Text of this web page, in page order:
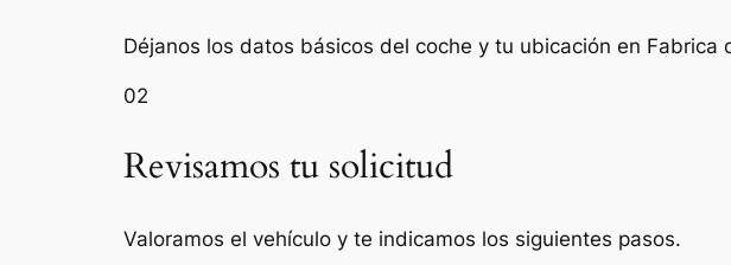
Déjanos los datos básicos del coche y tu ubicación en Fabrica
02
Revisamos tu solicitud
Valoramos el vehículo y te indicamos los siguientes pasos.